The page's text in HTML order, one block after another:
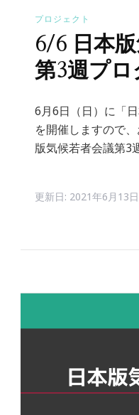
プロジェクト
6/6 日本
第3週プロ
6月6日（日）に「
を開催しますので
版気候若者会議第3
更新日: 2021年6月13日